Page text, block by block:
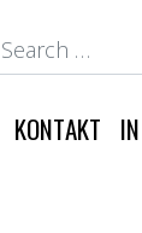
KONTAKT